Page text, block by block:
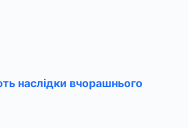
наслідки вчорашнього